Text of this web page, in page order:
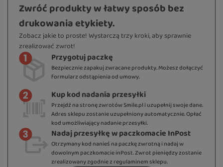
Zwróć produkty w łatwy sposób bez
drukowania etykiety.
Zobacz jakie to proste! Wystarczą trzy kroki, aby sprawnie
zrealizować zwrot!
Przygotuj paczkę
Bezpiecznie zapakuj zwracane produkty. Możesz dołączyć
formularz odstąpienia od umowy.
Kup kod nadania przesyłki
Przejdź na stronę zwrotów Smile.pl i uzupełnij swoje dane.
Adres sklepu zostanie uzupełniony automatycznie. Opłać
kod umożliwiający nadanie przesyłki.
Nadaj przesyłkę w paczkomacie InPost
Otrzymany kod nanieś na paczkę zwrotną i nadaj w
dowolnym paczkomacie inPost. Zwrot pieniędzy zostanie
zrealizowany zgodnie z regulaminem sklepu.